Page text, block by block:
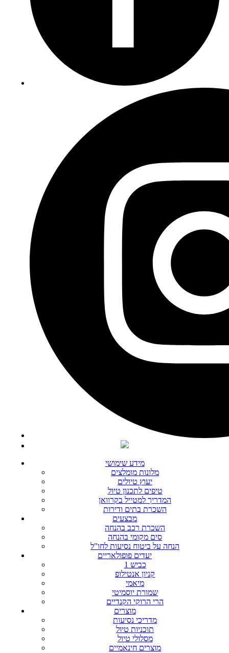
מידע שימושי
מלונות מומלצים
יעוץ טיולים
טיפים לתכנון טיול
המדריך למטייל בקרוואן
השכרת בתים ודירות
מבצעים
השכרת רכב בהנחה
סים מקומי בהנחה
הנחה על ביטוח נסיעות לחו"ל
יעדים פופולאריים
כביש 1
קניון אנטילופ
מיאמי
שמורת יוסמיטי
הרי הרוקי הקנדיים
מוצרים
מדריכי נסיעות
תוכניות טיול
מסלולי טיול
מוצרים חינאמיים